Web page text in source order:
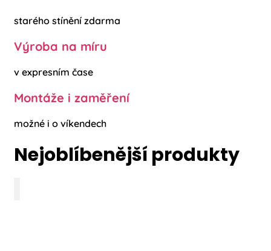
starého stínění zdarma
Výroba na míru
v expresním čase
Montáže i zaměření
možné i o víkendech
Nejoblíbenější produkty